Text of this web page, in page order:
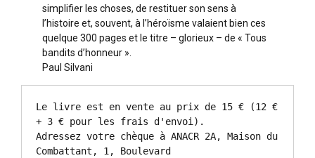
simplifier les choses, de restituer son sens à
l’histoire et, souvent, à l’héroïsme valaient bien ces
quelque 300 pages et le titre – glorieux – de « Tous
bandits d’honneur ».
Paul Silvani
Le livre est en vente au prix de 15 € (12 €
+ 3 € pour les frais d'envoi).
Adressez votre chèque à ANACR 2A, Maison du
Combattant, 1, Boulevard